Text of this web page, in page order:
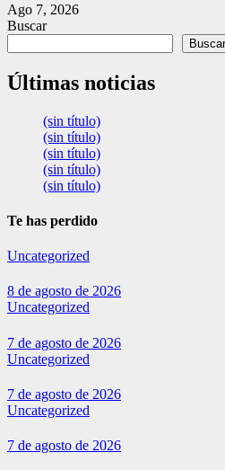
Ago 7, 2026
Buscar
Buscar
Últimas noticias
(sin título)
(sin título)
(sin título)
(sin título)
(sin título)
Te has perdido
Uncategorized
8 de agosto de 2026
Uncategorized
7 de agosto de 2026
Uncategorized
7 de agosto de 2026
Uncategorized
7 de agosto de 2026